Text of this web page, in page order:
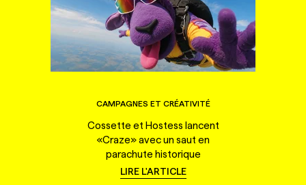
CAMPAGNES ET CRÉATIVITÉ
Cossette et Hostess lancent
«Craze» avec un saut en
parachute historique
LIRE L'ARTICLE